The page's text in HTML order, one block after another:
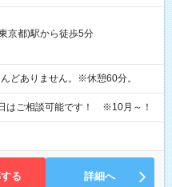
京都)駅から徒歩5分
ありません。※休憩60分。
ご相談可能です！ ※10月～！
る 詳細へ